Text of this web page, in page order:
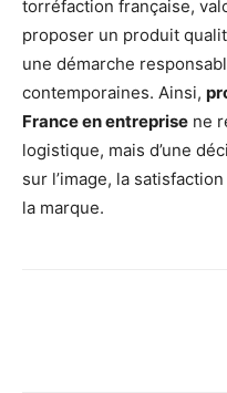
torréfaction française,
proposer un produit
une démarche
contemporaines. Ainsi,
France en entreprise ne
logistique, mais d’une
sur l’image, la
la marque.